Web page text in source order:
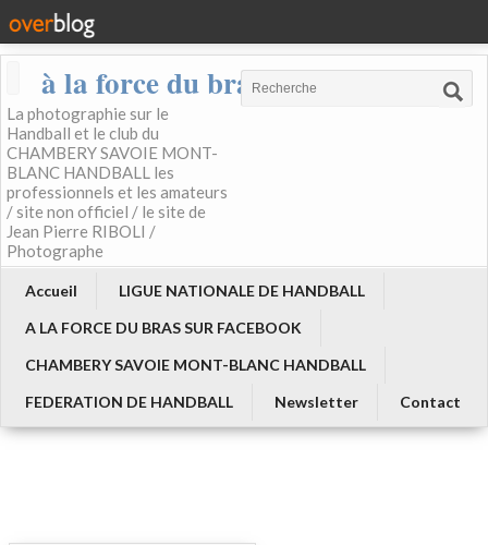
à la force du bras
La photographie sur le
Handball et le club du
CHAMBERY SAVOIE MONT-
BLANC HANDBALL les
professionnels et les amateurs
/ site non officiel / le site de
Jean Pierre RIBOLI /
Photographe
Accueil
LIGUE NATIONALE DE HANDBALL
A LA FORCE DU BRAS SUR FACEBOOK
CHAMBERY SAVOIE MONT-BLANC HANDBALL
FEDERATION DE HANDBALL
Newsletter Contact